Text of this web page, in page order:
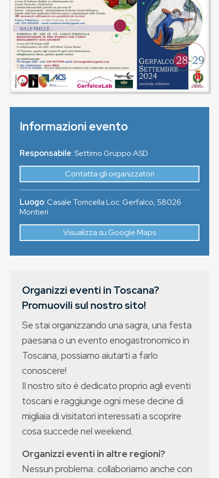
Informazioni evento
Responsabile: Settimo Gruppo ASD
Contatta gli organizzatori
Luogo:Casale Torricella Loc. Gerfalco, 58026
Montieri
Visualizza su Google Maps
Organizzi eventi in Toscana?
Promuovili sul nostro sito!
Se stai organizzando una sagra, una festa
paesana o un evento enogastronomico in
Toscana, possiamo aiutarti a farlo
conoscere!
Il nostro sito è dedicato proprio agli eventi
toscani e raggiunge ogni mese decine di
migliaia di visitatori interessati a scoprire
cosa succede nel weekend.
Organizzi eventi in altre regioni?
Nessun problema: collaboriamo anche con